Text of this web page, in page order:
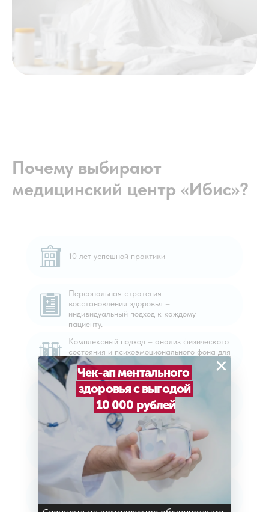
Почему выбирают
медицинский центр «Ибис»?
10 лет успешной практики
Персональная стратегия
восстановления здоровья –
индивидуальный подход к каждому
пациенту.
Комплексный подход – анализ физического
состояния и психоэмоционального фона для
устранения первопричин.
Капельницы на дому и в клинике
Вызов психиатра на дом –
конфиденциальная консультация в
комфортных условиях.
Выдача больничного листа.
Чек-ап ментального
здоровья с выгодой
10 000 рублей
×